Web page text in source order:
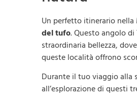
Un perfetto itinerario nella
del tufo. Questo angolo
straordinaria bellezza,
queste località offrono
Durante il tuo viaggio alla
all’esplorazione di questi